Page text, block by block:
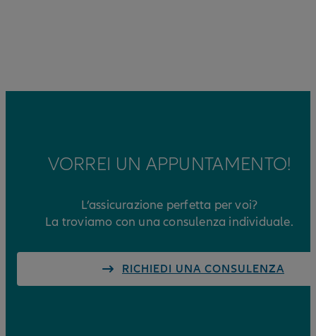
VORREI UN APPUNTAMENTO!
L’assicurazione perfetta per voi?
La troviamo con una consulenza individuale.
RICHIEDI UNA CONSULENZA